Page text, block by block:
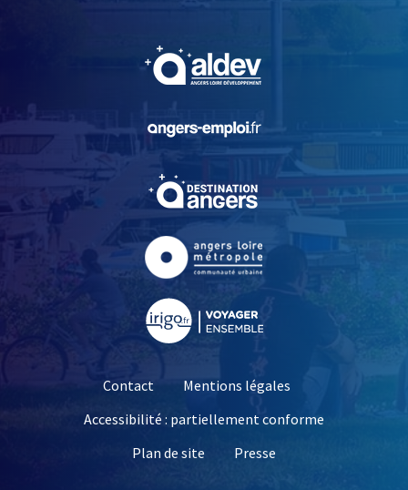
, Ouvre une nouvelle
, Ouvre une nouvelle
Contact
Mentions légales
Accessibilité : partiellement conforme
Plan de site
Presse